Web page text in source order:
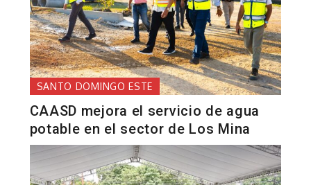
SANTO DOMINGO ESTE
CAASD mejora el servicio de agua
potable en el sector de Los Mina